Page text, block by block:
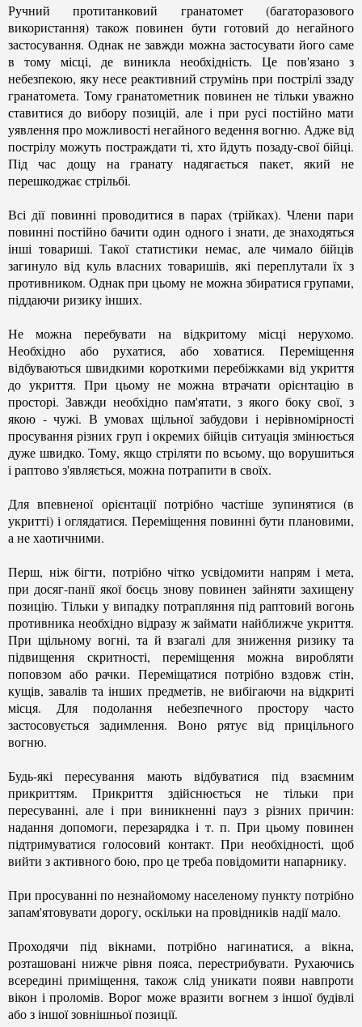
Ручний протитанковий гранатомет (багаторазового
використання) також повинен бути готовий до негайного
застосування. Однак не завжди можна застосувати його саме
в тому місці, де виникла необхідність. Це пов'язано з
небезпекою, яку несе реактивний струмінь при пострілі ззаду
гранатомета. Тому гранатометник повинен не тільки уважно
ставитися до вибору позицій, але і при русі постійно мати
уявлення про можливості негайного ведення вогню. Адже від
пострілу можуть постраждати ті, хто йдуть позаду-свої бійці.
Під час дощу на гранату надягається пакет, який не
перешкоджає стрільбі.
Всі дії повинні проводитися в парах (трійках). Члени пари
повинні постійно бачити один одного і знати, де знаходяться
інші товариші. Такої статистики немає, але чимало бійців
загинуло від куль власних товаришів, які переплутали їх з
противником. Однак при цьому не можна збиратися групами,
піддаючи ризику інших.
Не можна перебувати на відкритому місці нерухомо.
Необхідно або рухатися, або ховатися. Переміщення
відбуваються швидкими короткими перебіжками від укриття
до укриття. При цьому не можна втрачати орієнтацію в
просторі. Завжди необхідно пам'ятати, з якого боку свої, з
якою - чужі. В умовах щільної забудови і нерівномірності
просування різних груп і окремих бійців ситуація змінюється
дуже швидко. Тому, якщо стріляти по всьому, що ворушиться
і раптово з'являється, можна потрапити в своїх.
Для впевненої орієнтації потрібно частіше зупинятися (в
укритті) і оглядатися. Переміщення повинні бути плановими,
а не хаотичними.
Перш, ніж бігти, потрібно чітко усвідомити напрям і мета,
при досяг-панії якої боєць знову повинен зайняти захищену
позицію. Тільки у випадку потрапляння під раптовий вогонь
противника необхідно відразу ж займати найближче укриття.
При щільному вогні, та й взагалі для зниження ризику та
підвищення скритності, переміщення можна виробляти
поповзом або рачки. Переміщатися потрібно вздовж стін,
кущів, завалів та інших предметів, не вибігаючи на відкриті
місця. Для подолання небезпечного простору часто
застосовується задимлення. Воно рятує від прицільного
вогню.
Будь-які пересування мають відбуватися під взаємним
прикриттям. Прикриття здійснюється не тільки при
пересуванні, але і при виникненні пауз з різних причин:
надання допомоги, перезарядка і т. п. При цьому повинен
підтримуватися голосовий контакт. При необхідності, щоб
вийти з активного бою, про це треба повідомити напарнику.
При просуванні по незнайомому населеному пункту потрібно
запам'ятовувати дорогу, оскільки на провідників надії мало.
Проходячи під вікнами, потрібно нагинатися, а вікна,
розташовані нижче рівня пояса, перестрибувати. Рухаючись
всередині приміщення, також слід уникати появи навпроти
вікон і проломів. Ворог може вразити вогнем з іншої будівлі
або з іншої зовнішньої позиції.